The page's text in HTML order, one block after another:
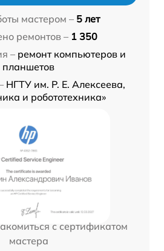
мастером – 5 лет
ремонтов – 1 350
– ремонт компьютеров и
планшетов
НГТУ им. Р. Е. Алексеева,
и робототехника»
с сертификатом
мастера